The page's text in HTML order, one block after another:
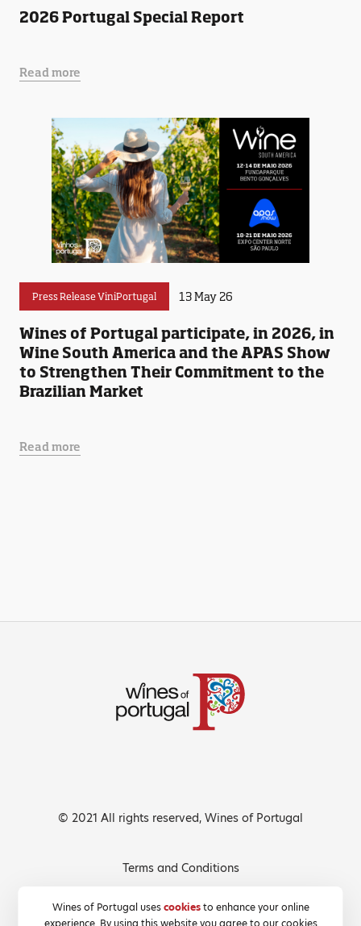
2026 Portugal Special Report
Read more
Press Release ViniPortugal 13 May 26
Wines of Portugal participate, in 2026, in
Wine South America and the APAS Show
to Strengthen Their Commitment to the
Brazilian Market
Read more
Wines of Portugal usescookiesto enhance your online
experience. By using this website you agree to our cookies
© 2021 All rights reserved, Wines of Portugal
Terms and Conditions